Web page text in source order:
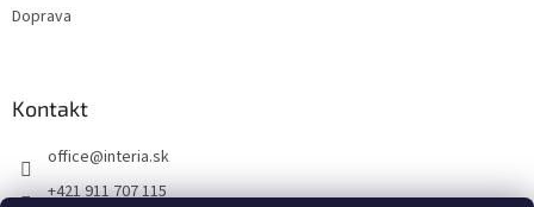
Doprava
Kontakt
office@interia.sk
+421 911 707 115